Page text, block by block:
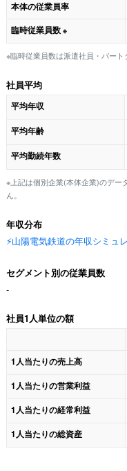
本体の従業員率
臨時従業員数 ※
※臨時従業員数は派遣社員・パート
社員平均
平均年収
平均年齢
平均勤続年数
※上記は個別企業(本体企業)のデー
ん。
年収分布
⚡️山陽電気鉄道の年収シミュ
セグメント別の従業員数
-
社員1人単位の額
1人当たりの売上高
1人当たりの営業利益
1人当たりの経常利益
1人当たりの総資産